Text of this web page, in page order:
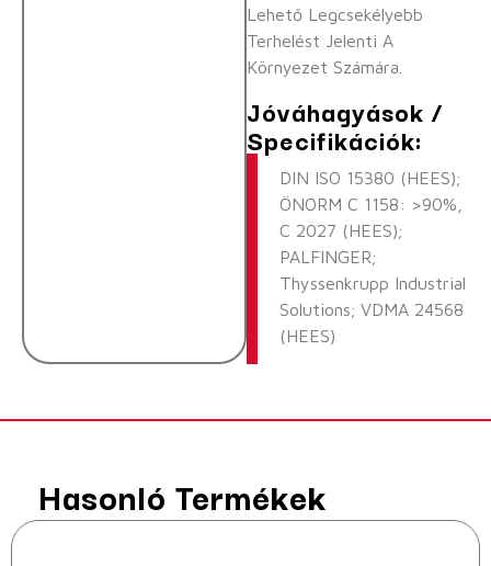
Lehető Legcsekélyebb
Terhelést Jelenti A
Környezet Számára.
Jóváhagyások /
Specifikációk:
DIN ISO 15380 (HEES);
ÖNORM C 1158: >90%,
C 2027 (HEES);
PALFINGER;
Thyssenkrupp Industrial
Solutions; VDMA 24568
(HEES)
Hasonló Termékek